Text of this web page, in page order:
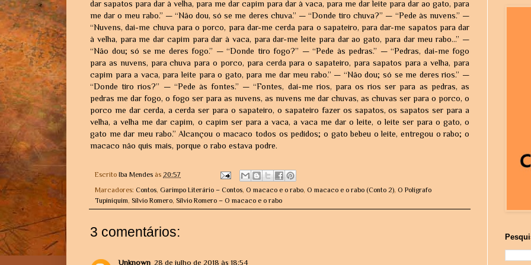
dar sapatos para dar à velha, para me dar capim para dar à vaca, para me dar leite para dar ao gato, para
me dar o meu rabo.” — “Não dou, só se me deres chuva.” — “Donde tiro chuva?” — “Pede às nuvens.” —
“Nuvens, dai-me chuva para o porco, para dar-me cerda para o sapateiro, para dar-me sapatos para dar
à velha, para me dar capim para dar à vaca, para dar-me leite para dar ao gato, para dar meu rabo...” —
“Não dou; só se me deres fogo.” — “Donde tiro fogo?” — “Pede às pedras.” — “Pedras, dai-me fogo
para as nuvens, para chuva para o porco, para cerda para o sapateiro, para sapatos para a velha, para
capim para a vaca, para leite para o gato, para me dar meu rabo.” — “Não dou; só se me deres rios.” —
“Donde tiro rios?” — “Pede às fontes.” — “Fontes, dai-me rios, para os rios ser para as pedras, as
pedras me dar fogo, o fogo ser para as nuvens, as nuvens me dar chuvas, as chuvas ser para o porco, o
porco me dar cerda, a cerda ser para o sapateiro, o sapateiro fazer os sapatos, os sapatos ser para a
velha, a velha me dar capim, o capim ser para a vaca, a vaca me dar o leite, o leite ser para o gato, o
gato me dar meu rabo.” Alcançou o macaco todos os pedidos; o gato bebeu o leite, entregou o rabo; o
macaco não quis mais, porque o rabo estava podre.
Escrito Iba Mendes às 20:57
Marcadores: Contos, Garimpo Literário – Contos, O macaco e o rabo, O macaco e o rabo (Conto 2), O Polígrafo
Tupiniquim, Sílvio Romero, Sílvio Romero – O macaco e o rabo
3 comentários:
Unknown 28 de julho de 2018 às 18:54